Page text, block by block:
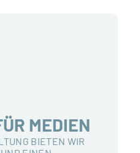
MEDIEN
BIETEN WIR